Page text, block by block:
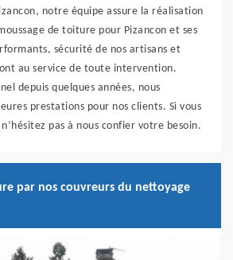
notre équipe assure la réalisation
de toiture pour Pizancon et ses
sécurité de nos artisans et
au service de toute intervention.
depuis quelques années, nous
prestations pour nos clients. Si vous
pas à nous confier votre besoin.
par nos couvreurs du nettoyage